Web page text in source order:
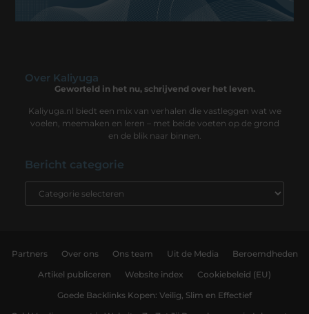
Over Kaliyuga
Geworteld in het nu, schrijvend over het leven.
Kaliyuga.nl biedt een mix van verhalen die vastleggen wat we
voelen, meemaken en leren – met beide voeten op de grond
en de blik naar binnen.
Bericht categorie
Partners Over ons Ons team Uit de Media Beroemdheden
Artikel publiceren Website index Cookiebeleid (EU)
Goede Backlinks Kopen: Veilig, Slim en Effectief